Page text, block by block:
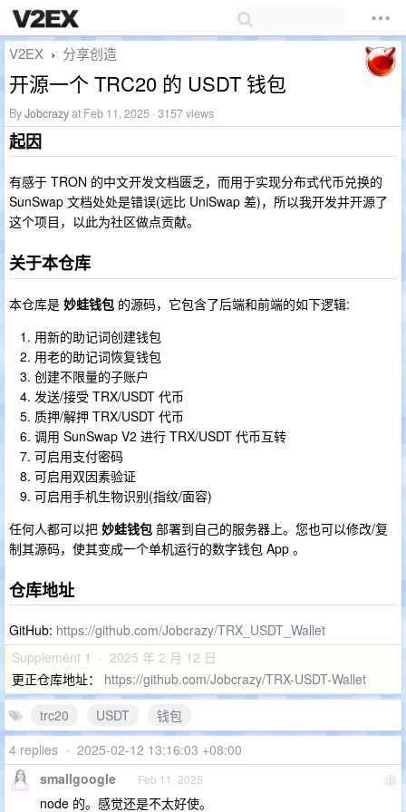
V2EX › 分享创造
开源一个 TRC20 的 USDT 钱包
ByJobcrazyat Feb 11, 2025 · 3157 views
起因
有感于 TRON 的中文开发文档匮乏，而用于实现分布式代币兑换的
SunSwap 文档处处是错误(远比 UniSwap 差)，所以我开发并开源了
这个项目，以此为社区做点贡献。
关于本仓库
本仓库是 妙蛙钱包 的源码，它包含了后端和前端的如下逻辑:
用新的助记词创建钱包
用老的助记词恢复钱包
创建不限量的子账户
发送/接受 TRX/USDT 代币
质押/解押 TRX/USDT 代币
调用 SunSwap V2 进行 TRX/USDT 代币互转
可启用支付密码
可启用双因素验证
可启用手机生物识别(指纹/面容)
任何人都可以把 妙蛙钱包 部署到自己的服务器上。您也可以修改/复
制其源码，使其变成一个单机运行的数字钱包 App 。
仓库地址
GitHub: https://github.com/Jobcrazy/TRX_USDT_Wallet
Supplement 1 · 2025 年 2 月 12 日
更正仓库地址： https://github.com/Jobcrazy/TRX-USDT-Wallet
trc20
USDT
钱包
4 replies • 2025-02-12 13:16:03 +08:00
1
smallgoogle Feb 11, 2025
node 的。感觉还是不太好使。